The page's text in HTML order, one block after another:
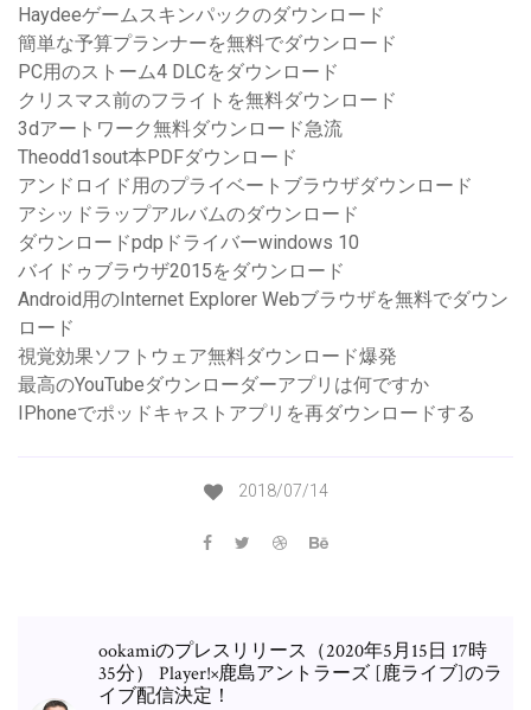
Haydeeゲームスキンパックのダウンロード
簡単な予算プランナーを無料でダウンロード
PC用のストーム4 DLCをダウンロード
クリスマス前のフライトを無料ダウンロード
3dアートワーク無料ダウンロード急流
Theodd1sout本PDFダウンロード
アンドロイド用のプライベートブラウザダウンロード
アシッドラップアルバムのダウンロード
ダウンロードpdpドライバーwindows 10
バイドゥブラウザ2015をダウンロード
Android用のInternet Explorer Webブラウザを無料でダウン
ロード
視覚効果ソフトウェア無料ダウンロード爆発
最高のYouTubeダウンローダーアプリは何ですか
IPhoneでポッドキャストアプリを再ダウンロードする
2018/07/14
ookamiのプレスリリース（2020年5月15日 17時
35分） Player!×鹿島アントラーズ [鹿ライブ]のラ
イブ配信決定！